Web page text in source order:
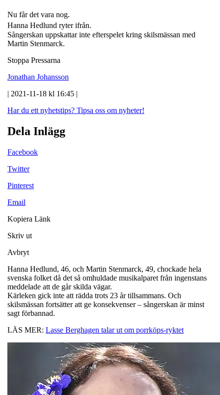
Nu får det vara nog.
Hanna Hedlund ryter ifrån.
Sångerskan uppskattar inte efterspelet kring skilsmässan med
Martin Stenmarck.
Stoppa Pressarna
Jonathan Johansson
| 2021-11-18 kl 16:45 |
Har du ett nyhetstips? Tipsa oss om nyheter!
Dela Inlägg
Facebook
Twitter
Pinterest
Email
Kopiera Länk
Skriv ut
Avbryt
Hanna Hedlund, 46, och Martin Stenmarck, 49, chockade hela
svenska folket då det så omhuldade musikalparet från ingenstans
meddelade att de går skilda vägar.
Kärleken gick inte att rädda trots 23 år tillsammans. Och
skilsmässan fortsätter att ge konsekvenser – sångerskan är minst
sagt förbannad.
LÄS MER: Lasse Berghagen talar ut om porrköps-ryktet